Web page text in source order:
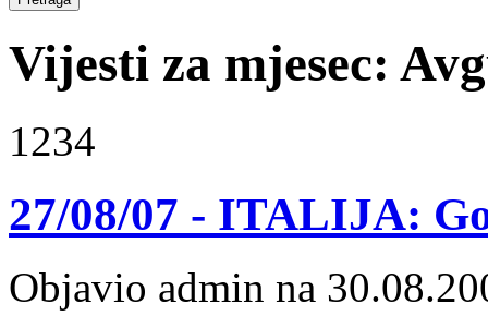
Vijesti za mjesec:
1234
27/08/07 - ITALIJA:
Objavio admin na